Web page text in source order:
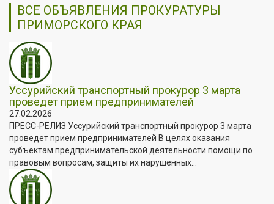
ВСЕ ОБЪЯВЛЕНИЯ ПРОКУРАТУРЫ
ПРИМОРСКОГО КРАЯ
Уссурийский транспортный прокурор 3 марта
проведет прием предпринимателей
27.02.2026
ПРЕСС-РЕЛИЗ Уссурийский транспортный прокурор 3 марта
проведет прием предпринимателей В целях оказания
субъектам предпринимательской деятельности помощи по
правовым вопросам, защиты их нарушенных...